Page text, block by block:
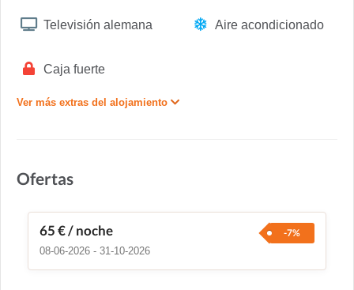
Televisión alemana Aire acondicionado
Caja fuerte
Ver más extras del alojamiento
Ofertas
65 €/ noche
-7%
08-06-2026 - 31-10-2026